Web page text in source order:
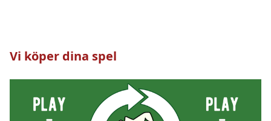
Vi köper dina spel